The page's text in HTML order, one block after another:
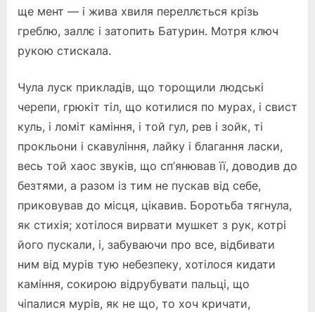
ще мент — і жива хвиля переллється крізь
греблю, заллє і затопить Батурин. Мотря ключ
рукою стискала.
Чула луск прикладів, що торощили людські
черепи, грюкіт тіл, що котилися по мурах, і свист
куль, і ломіт каміння, і той гул, рев і зойк, ті
прокльони і скавуління, лайку і благання ласки,
весь той хаос звуків, що сп’янював її, доводив до
безтями, а разом із тим не пускав від себе,
приковував до місця, цікавив. Боротьба тягнула,
як стихія; хотілося вирвати мушкет з рук, котрі
його пускали, і, забуваючи про все, відбивати
ним від мурів тую небезпеку, хотілося кидати
каміння, сокирою відрубувати пальці, що
чіпалися мурів, як не що, то хоч кричати,